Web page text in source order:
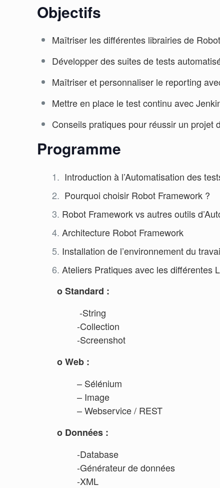
Objectifs
Maîtriser les différentes librairies de
Développer des suites de tests
Maîtriser et personnaliser le reporting
Mettre en place le test continu avec
Conseils pratiques pour réussir un projet
Programme
Introduction à l’Automatisation des
Pourquoi choisir Robot Framework ?
Robot Framework vs autres outils
Architecture Robot Framework
Installation de l’environnement du
Ateliers Pratiques avec les différentes
o Standard :
-String
-Collection
-Screenshot
o Web :
– Sélénium
– Image
– Webservice / REST
o Données :
-Database
-Générateur de données
-XML